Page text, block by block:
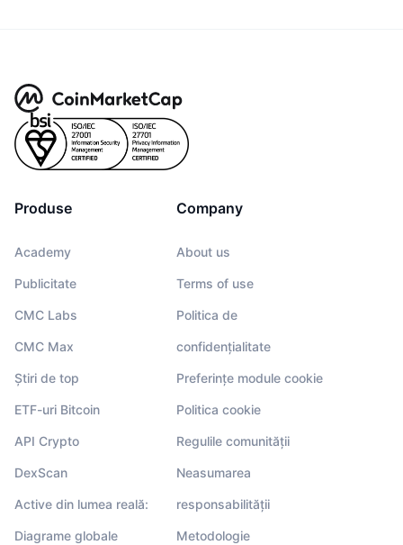
Produse
Academy
Publicitate
CMC Labs
CMC Max
Știri de top
ETF-uri Bitcoin
API Crypto
DexScan
Active din lumea reală:
Diagrame globale
Company
About us
Terms of use
Politica de
confidențialitate
Preferințe module cookie
Politica cookie
Regulile comunității
Neasumarea
responsabilității
Metodologie